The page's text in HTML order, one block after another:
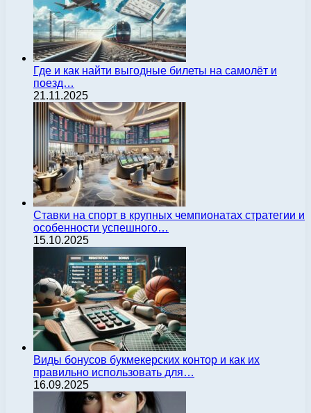
Где и как найти выгодные билеты на самолёт и
поезд…
21.11.2025
Ставки на спорт в крупных чемпионатах стратегии и
особенности успешного…
15.10.2025
Виды бонусов букмекерских контор и как их
правильно использовать для…
16.09.2025